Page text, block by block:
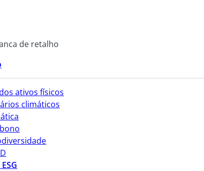
de retalho
ativos físicos
climáticos